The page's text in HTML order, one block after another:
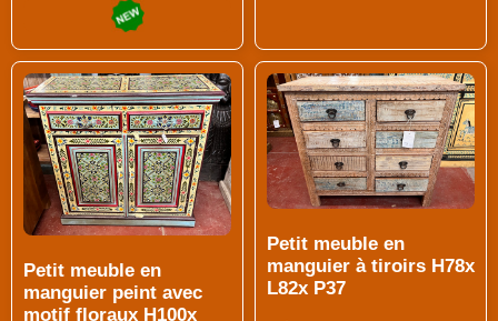
Petit meuble en
manguier peint avec
motif floraux H100x
Petit meuble en
manguier à tiroirs H78x
L82x P37